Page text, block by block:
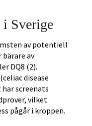
Sverige
av potentiell
bärare av
DQ8 (2).
disease
screenats
vilket
pågår i kroppen.